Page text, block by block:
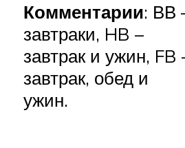
Комментарии: ВВ
завтраки, HB –
завтрак и ужин, FB
завтрак, обед и
ужин.